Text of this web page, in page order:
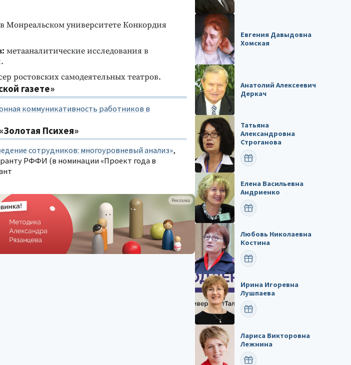
Монреальском университете Конкордия
метааналитические исследования в
ростовских самодеятельных театров.
газете»
коммуникативность работников в
Психея»
сотрудников: многоуровневый анализ»,
РФФИ (в номинации «Проект года в
Реклама
Евгения Давыдовна
Хомская
Анатолий Алексеевич
Деркач
Татьяна
Александровна
Строганова
ПОЗДРАВИТЬ
Елена Васильевна
Андриенко
ПОЗДРАВИТЬ
Любовь Николаевна
Костина
ПОЗДРАВИТЬ
Ирина Игоревна
Лушпаева
ПОЗДРАВИТЬ
Лариса Викторовна
Лежнина
ПОЗДРАВИТЬ